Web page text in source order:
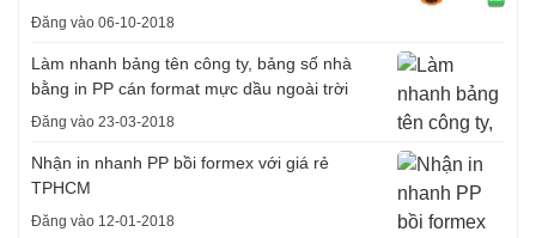
Đăng vào 06-10-2018
Làm nhanh bảng tên công ty, bảng số nhà
bằng in PP cán format mực dầu ngoài trời
Đăng vào 23-03-2018
Nhận in nhanh PP bồi formex với giá rẻ
TPHCM
Đăng vào 12-01-2018